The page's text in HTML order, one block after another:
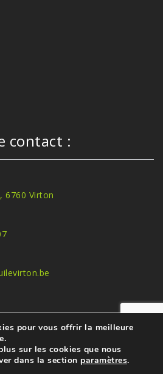
contact :
6760 Virton
Mentions légales/ Webmaster
pour vous offrir la meilleure
sur les cookies que nous
dans la section paramètres.